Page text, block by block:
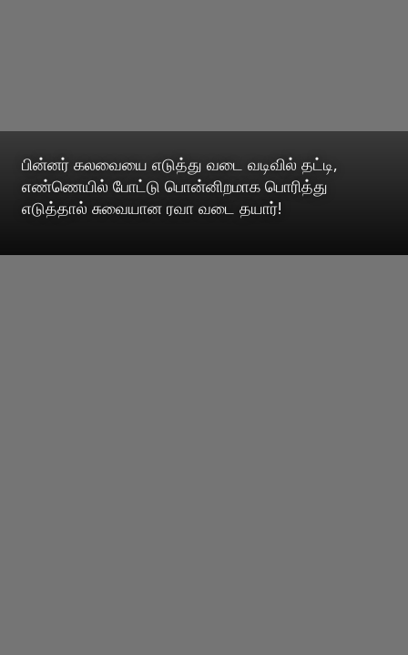
பின்னர் கலவையை எடுத்து வடை வடிவில் தட்டி,
எண்ணெயில் போட்டு பொன்னிறமாக பொரித்து
எடுத்தால் சுவையான ரவா வடை தயார்!